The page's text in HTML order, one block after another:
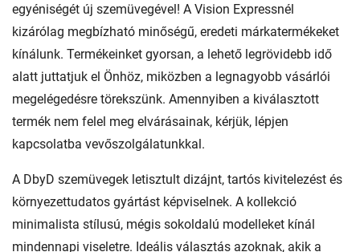
egyéniségét új szemüvegével! A Vision Expressnél
kizárólag megbízható minőségű, eredeti márkatermékeket
kínálunk. Termékeinket gyorsan, a lehető legrövidebb idő
alatt juttatjuk el Önhöz, miközben a legnagyobb vásárlói
megelégedésre törekszünk. Amennyiben a kiválasztott
termék nem felel meg elvárásainak, kérjük, lépjen
kapcsolatba vevőszolgálatunkkal.
A DbyD szemüvegek letisztult dizájnt, tartós kivitelezést és
környezettudatos gyártást képviselnek. A kollekció
minimalista stílusú, mégis sokoldalú modelleket kínál
mindennapi viseletre. Ideális választás azoknak, akik a